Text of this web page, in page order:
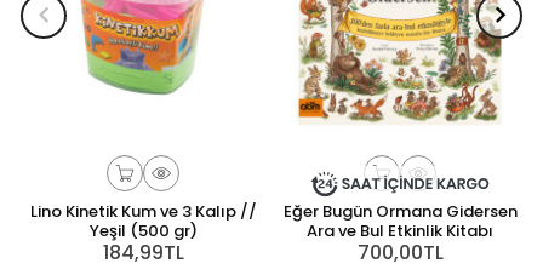
Lino Kinetik Kum ve 3 Kalıp //
Yeşil (500 gr)
184,99TL
Eğer Bugün Ormana Gidersen
Ara ve Bul Etkinlik Kitabı
700,00TL